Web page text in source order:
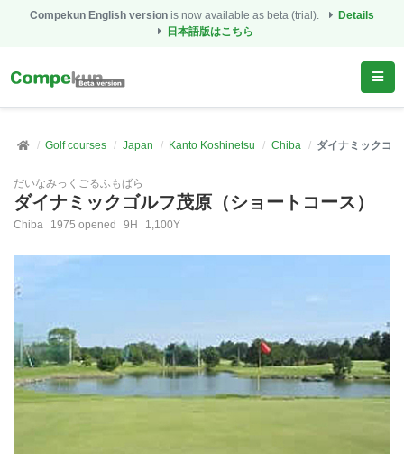
Compekun English version is now available as beta (trial).
Details
日本語版はこちら
Golf courses Japan Kanto Koshinetsu Chiba ダイナミックゴ
だいなみっくごるふもばら
ダイナミックゴルフ茂原（ショートコース）
Chiba 1975 opened 9H 1,100Y